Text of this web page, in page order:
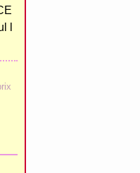
l